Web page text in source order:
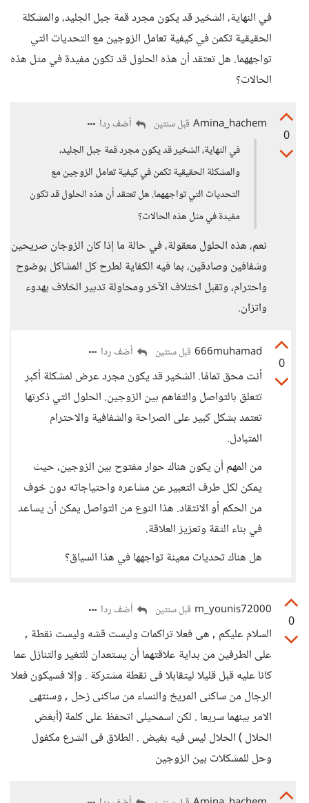
في النهاية، الشخير قد يكون مجرد قمة جبل الجليد، والمشكلة
الحقيقية تكمن في كيفية تعامل الزوجين مع التحديات التي
تواجههما. هل تعتقد أن هذه الحلول قد تكون مفيدة في مثل هذه
الحالات؟
0
Amina_hachem قبل سنتين
أضف ردا
في النهاية، الشخير قد يكون مجرد قمة جبل الجليد،
والمشكلة الحقيقية تكمن في كيفية تعامل الزوجين مع
التحديات التي تواجههما. هل تعتقد أن هذه الحلول قد تكون
مفيدة في مثل هذه الحالات؟
نعم، هذه الحلول معقولة، في حالة ما إذا كان الزوجان صريحين
وشفافين وصادقين، بما فيه الكفاية لطرح كل المشاكل بوضوح
واحترام، وتقبل اختلاف الآخر ومحاولة تدبير الخلاف بهدوء
واتزان.
0
666muhamad قبل سنتين أضف ردا
أنت محق تمامًا. الشخير قد يكون مجرد عرض لمشكلة أكبر
تتعلق بالتواصل والتفاهم بين الزوجين. الحلول التي ذكرتها
تعتمد بشكل كبير على الصراحة والشفافية والاحترام
المتبادل.
من المهم أن يكون هناك حوار مفتوح بين الزوجين، حيث
يمكن لكل طرف التعبير عن مشاعره واحتياجاته دون خوف
من الحكم أو الانتقاد. هذا النوع من التواصل يمكن أن يساعد
في بناء الثقة وتعزيز العلاقة.
هل هناك تحديات معينة تواجهها في هذا السياق؟
0
m_younis72000 قبل سنتين أضف ردا
السلام عليكم , هى فعلا تراكمات وليست قشه وليست نقطة ,
على الطرفين من بداية علاقتهما أن يستعدان للتغير والتنازل عما
كانا عليه قبل قليلا ليتقابلا فى نقطة مشتركة . وإلا فسيكون فعلا
الرجال من ساكنى المريخ والنساء من ساكنى زحل , وسنتهى
الامر بينهما سريعا . لكن اسمحيلى اتحفظ على كلمة (أبغض
الحلال ) الحلال ليس فيه بغيض . الطلاق فى الشرع مكفول
وحل للمشكلات بين الزوجين